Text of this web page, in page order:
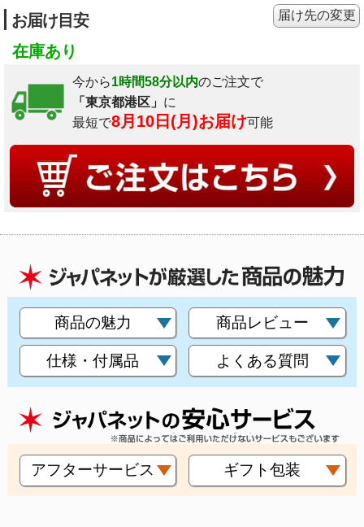
お届け目安
在庫あり
今から1時間58分以内のご注文で
「東京都港区」 に
最短で8月10日(月)お届け可能
届け先の変更
商品の魅力 商品レビュー
仕様・付属品 よくある質問
アフターサービス ギフト包装